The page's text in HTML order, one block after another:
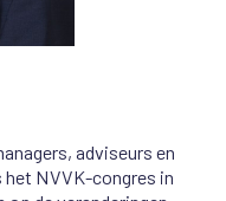
adviseurs en
NVVK-congres in